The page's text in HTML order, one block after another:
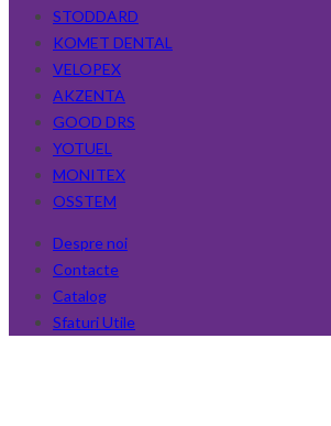
STODDARD
KOMET DENTAL
VELOPEX
AKZENTA
GOOD DRS
YOTUEL
MONITEX
OSSTEM
Despre noi
Contacte
Catalog
Sfaturi Utile